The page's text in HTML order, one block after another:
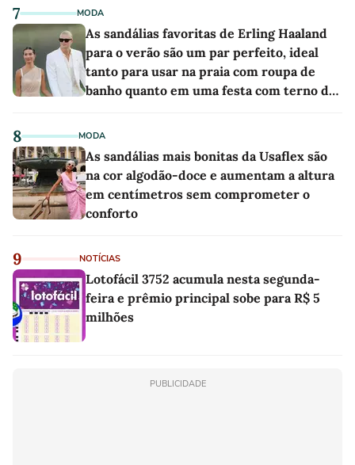
7 MODA
As sandálias favoritas de Erling Haaland
para o verão são um par perfeito, ideal
tanto para usar na praia com roupa de
banho quanto em uma festa com terno de
8 MODA
As sandálias mais bonitas da Usaflex são
na cor algodão-doce e aumentam a altura
em centímetros sem comprometer o
conforto
9 NOTÍCIAS
Lotofácil 3752 acumula nesta segunda-
feira e prêmio principal sobe para R$ 5
milhões
PUBLICIDADE